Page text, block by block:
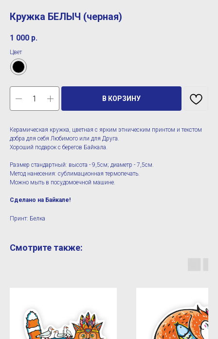
Кружка БЕЛЫЧ (черная)
1 000 р.
Цвет
В КОРЗИНУ
Керамическая кружка, цветная с ярким этническим принтом и текстом
добра для себя Любимого или для Друга.
Хороший подарок с берегов Байкала.
Размер стандартный: высота - 9,5см; диаметр - 7,5см.
Метод нанесения: сублимационная термопечать.
Можно мыть в посудомоечной машине.
Сделано на Байкале!
Принт: Белка
Смотрите также: